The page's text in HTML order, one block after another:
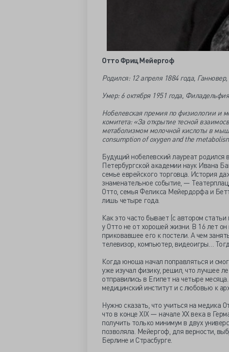
Отто Фриц Мейергоф
Родился: 12 апреля 1884 года,
Умер: 6 октября 1951 года,
Нобелевская премия по физиологии и
комитета: «За открытие тесной
метаболизмом молочной кислоты в
consumption of oxygen and the
Будущий нобелевский лауреат
Петербургской академии наук Ивана
семье еврейского торговца. История
знаменательное событие, —
Отто, семья Феликса Мейердорфа и
лишь четыре года.
Как это часто бывает (с автором
у Отто не от хорошей жизни. В 16 лет
приковавшее его к постели. А чем
телевизор, компьютер, видеоигры…
Когда юноша начал поправляться и
уже изучал физику, решил, что лучшее
отправились в Египет на четыре
медицинский институт и с любовью к
Нужно сказать, что учиться на медика
что в конце XIX — начале XX века в
получить только минимум в двух
позволяла. Мейергоф, для верности,
Берлине и Страсбурге.